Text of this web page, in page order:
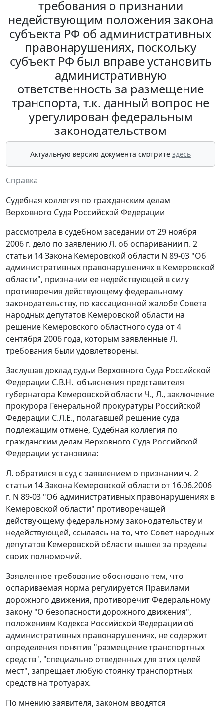
требования о признании
недействующим положения закона
субъекта РФ об административных
правонарушениях, поскольку
субъект РФ был вправе установить
административную
ответственность за размещение
транспорта, т.к. данный вопрос не
урегулирован федеральным
законодательством
Актуальную версию документа смотрите здесь
Справка
Судебная коллегия по гражданским делам
Верховного Суда Российской Федерации
рассмотрела в судебном заседании от 29 ноября
2006 г. дело по заявлению Л. об оспаривании п. 2
статьи 14 Закона Кемеровской области N 89-03 "Об
административных правонарушениях в Кемеровской
области", признании ее недействующей в силу
противоречия действующему федеральному
законодательству, по кассационной жалобе Совета
народных депутатов Кемеровской области на
решение Кемеровского областного суда от 4
сентября 2006 года, которым заявленные Л.
требования были удовлетворены.
Заслушав доклад судьи Верховного Суда Российской
Федерации С.В.Н., объяснения представителя
губернатора Кемеровской области Ч., Л., заключение
прокурора Генеральной прокуратуры Российской
Федерации С.Л.Е., полагавшей решение суда
подлежащим отмене, Судебная коллегия по
гражданским делам Верховного Суда Российской
Федерации установила:
Л. обратился в суд с заявлением о признании ч. 2
статьи 14 Закона Кемеровской области от 16.06.2006
г. N 89-03 "Об административных правонарушениях в
Кемеровской области" противоречащей
действующему федеральному законодательству и
недействующей, ссылаясь на то, что Совет народных
депутатов Кемеровской области вышел за пределы
своих полномочий.
Заявленное требование обосновано тем, что
оспариваемая норма регулируется Правилами
дорожного движения, противоречит Федеральному
закону "О безопасности дорожного движения",
положениям Кодекса Российской Федерации об
административных правонарушениях, не содержит
определения понятия "размещение транспортных
средств", "специально отведенных для этих целей
мест", запрещает любую стоянку транспортных
средств на тротуарах.
По мнению заявителя, законом вводятся